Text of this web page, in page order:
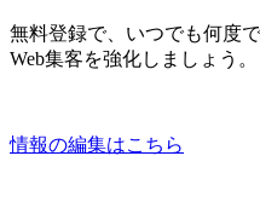
無料登録で、いつでも何度
Web集客を強化しましょう。
情報の編集はこちら